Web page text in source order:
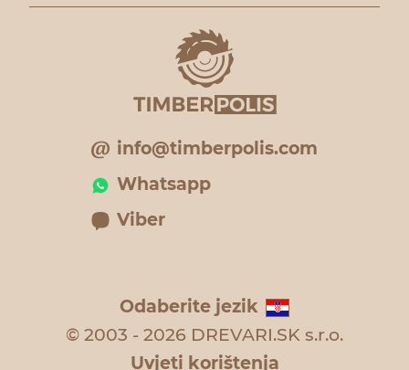
info@timberpolis.com
Whatsapp
Viber
Odaberite jezik
© 2003 - 2026 DREVARI.SK s.r.o.
Uvjeti korištenja